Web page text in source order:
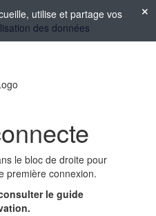
utilise et partage vos
des données
le bloc de droite pour
première connexion.
le guide